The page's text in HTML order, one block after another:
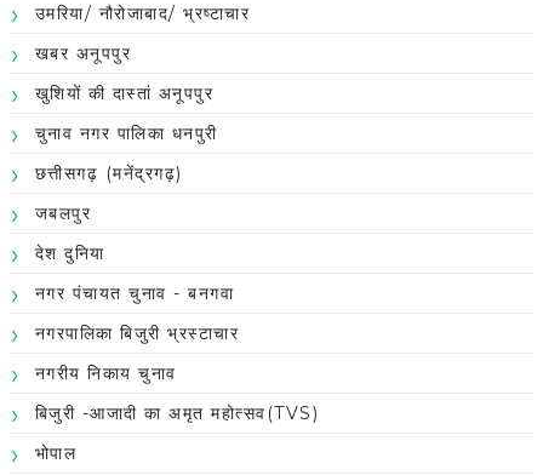
उमरिया/ नौरोजाबाद/ भ्रष्टाचार
खबर अनूपपुर
खुशियों की दास्तां अनूपपुर
चुनाव नगर पालिका धनपुरी
छत्तीसगढ़ (मनेंद्रगढ़)
जबलपुर
देश दुनिया
नगर पंचायत चुनाव - बनगवा
नगरपालिका बिजुरी भ्रस्टाचार
नगरीय निकाय चुनाव
बिजुरी -आजादी का अमृत महोत्सव(TVS)
भोपाल